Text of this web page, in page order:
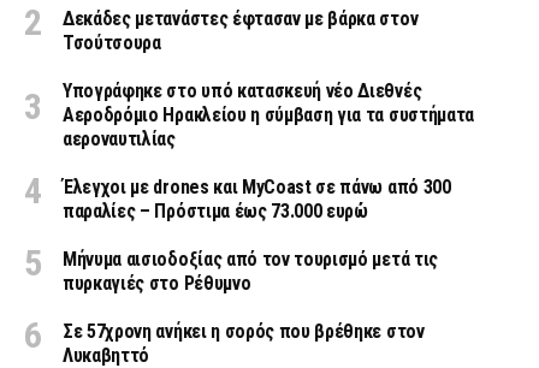
Δεκάδες μετανάστες έφτασαν με βάρκα στον
Τσούτσουρα
Υπογράφηκε στο υπό κατασκευή νέο Διεθνές
Αεροδρόμιο Ηρακλείου η σύμβαση για τα συστήματα
αεροναυτιλίας
Έλεγχοι με drones και MyCoast σε πάνω από 300
παραλίες – Πρόστιμα έως 73.000 ευρώ
Μήνυμα αισιοδοξίας από τον τουρισμό μετά τις
πυρκαγιές στο Ρέθυμνο
Σε 57χρονη ανήκει η σορός που βρέθηκε στον
Λυκαβηττό